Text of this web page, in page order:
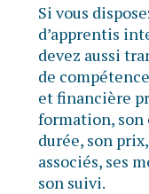
Si vous
d’apprentis
devez aussi
de
et financière
formation, son
durée, son
associés, ses
son suivi.